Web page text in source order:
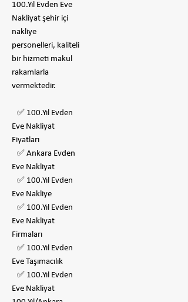
100.Yıl Evden Eve
Nakliyat şehir içi
nakliye
personelleri, kaliteli
bir hizmeti makul
rakamlarla
vermektedir.
✅ 100.Yıl Evden
Eve Nakliyat
Fiyatları
✅ Ankara Evden
Eve Nakliyat
✅ 100.Yıl Evden
Eve Nakliye
✅ 100.Yıl Evden
Eve Nakliyat
Firmaları
✅ 100.Yıl Evden
Eve Taşımacılık
✅ 100.Yıl Evden
Eve Nakliyat